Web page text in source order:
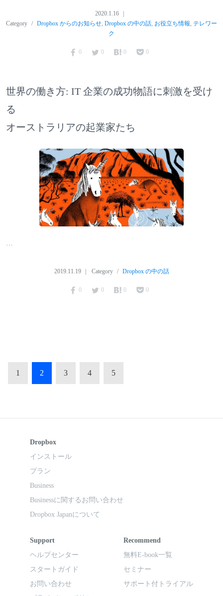
2020.1.16
Category
Dropbox からのお知らせ, Dropbox の中の話, お役立ち情報, テレワー
ク
0 0 0 0
世界の働き方: IT 企業の成功物語に刺激を受け
る
オーストラリアの起業家たち
…
2019.11.19 Category Dropbox の中の話
0 0 0 0
1 2 3 4 5
Dropbox
インストール
プラン
Business
Businessに関するお問い合わせ
Dropbox Japanについて
Support
ヘルプセンター
スタートガイド
お問い合わせ
Recommend
無料E-book一覧
セミナー
サポート付トライアル